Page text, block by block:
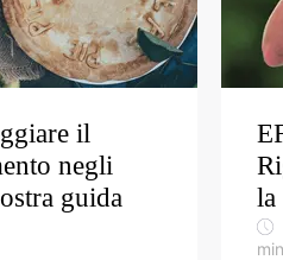
il
negli
guida
la